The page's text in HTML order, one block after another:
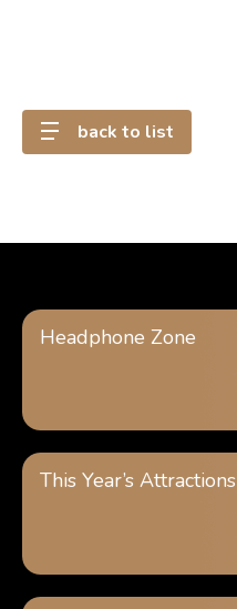
back to list
Headphone Zone
This Year’s Attractions